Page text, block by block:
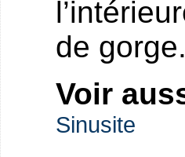
de
Voir
Sinusite